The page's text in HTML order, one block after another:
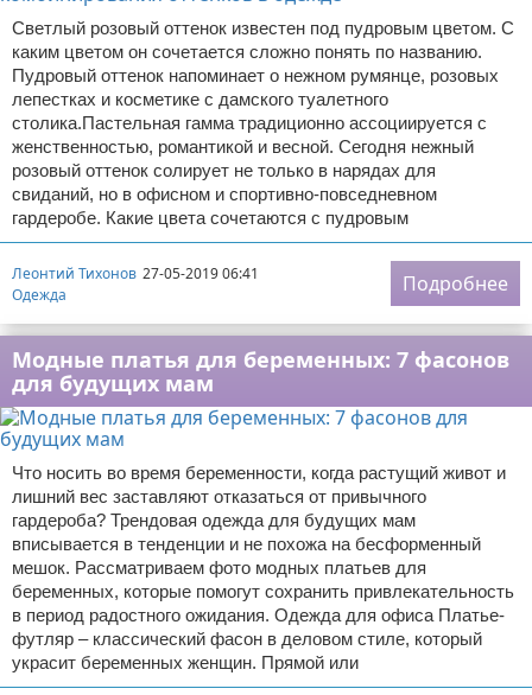
Светлый розовый оттенок известен под пудровым цветом. С
каким цветом он сочетается сложно понять по названию.
Пудровый оттенок напоминает о нежном румянце, розовых
лепестках и косметике с дамского туалетного
столика.Пастельная гамма традиционно ассоциируется с
женственностью, романтикой и весной. Сегодня нежный
розовый оттенок солирует не только в нарядах для
свиданий, но в офисном и спортивно-повседневном
гардеробе. Какие цвета сочетаются с пудровым
Леонтий Тихонов 27-05-2019 06:41
Одежда
Подробнее
Модные платья для беременных: 7 фасонов
для будущих мам
Что носить во время беременности, когда растущий живот и
лишний вес заставляют отказаться от привычного
гардероба? Трендовая одежда для будущих мам
вписывается в тенденции и не похожа на бесформенный
мешок. Рассматриваем фото модных платьев для
беременных, которые помогут сохранить привлекательность
в период радостного ожидания. Одежда для офиса Платье-
футляр – классический фасон в деловом стиле, который
украсит беременных женщин. Прямой или